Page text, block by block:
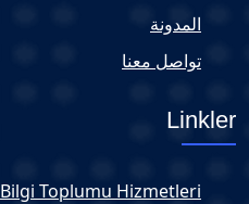
المدونة
تواصل معنا
Linkler
Bilgi Toplumu Hizmetleri